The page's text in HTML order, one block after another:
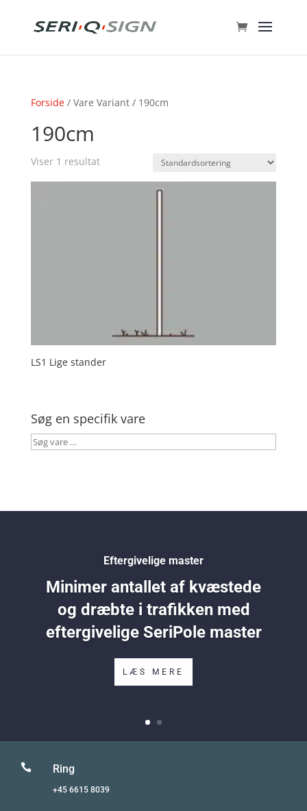
Forside/ Vare Variant / 190cm
190cm
Viser 1 resultat
LS1 Lige stander
Søg en specifik vare
Søg
Eftergivelige master
Minimer antallet af kvæstede
og dræbte i trafikken med
eftergivelige SeriPole master
LÆS MERE
 Ring
+45 6615 8039